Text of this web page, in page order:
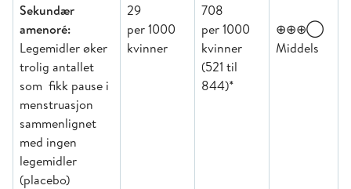
Sekundær
amenoré:
Legemidler øker
trolig antallet
som fikk pause i
menstruasjon
sammenlignet
med ingen
legemidler
(placebo)
29
per 1000
kvinner
708
per 1000
kvinner
(521 til
844)*
⊕⊕⊕◯
Middels